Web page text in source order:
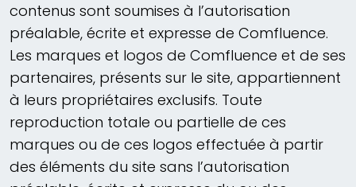
contenus sont soumises à l’autorisation
préalable, écrite et expresse de Comfluence.
Les marques et logos de Comfluence et de ses
partenaires, présents sur le site, appartiennent
à leurs propriétaires exclusifs. Toute
reproduction totale ou partielle de ces
marques ou de ces logos effectuée à partir
des éléments du site sans l’autorisation